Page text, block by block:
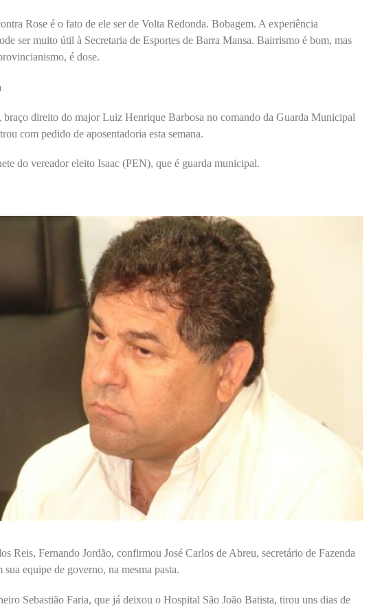
Rose é o fato de ele ser de Volta Redonda. Bobagem. A experiência
ser muito útil à Secretaria de Esportes de Barra Mansa. Bairrismo é bom, mas
é dose.
braço direito do major Luiz Henrique Barbosa no comando da Guarda Municipal
com pedido de aposentadoria esta semana.
do vereador eleito Isaac (PEN), que é guarda municipal.
Reis, Fernando Jordão, confirmou José Carlos de Abreu, secretário de Fazenda
equipe de governo, na mesma pasta.
Sebastião Faria, que já deixou o Hospital São João Batista, tirou uns dias de